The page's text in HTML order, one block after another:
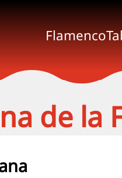
Flamenco
de la